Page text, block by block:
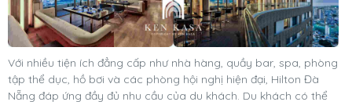
Với nhiều tiện ích đẳng cấp như nhà hàng, quầy bar, spa, phòng
tập thể dục, hồ bơi và các phòng hội nghị hiện đại, Hilton Đà
Nẵng đáp ứng đầy đủ nhu cầu của du khách. Du khách có thể